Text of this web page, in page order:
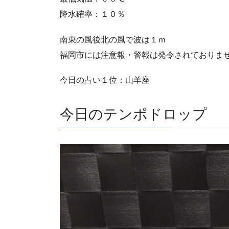
降水確率：１０％
南東の風後北の風で波は１ｍ
福岡市には注意報・警報は発令されておりま
今日の占い１位：山羊座
今日のテンポドロップ